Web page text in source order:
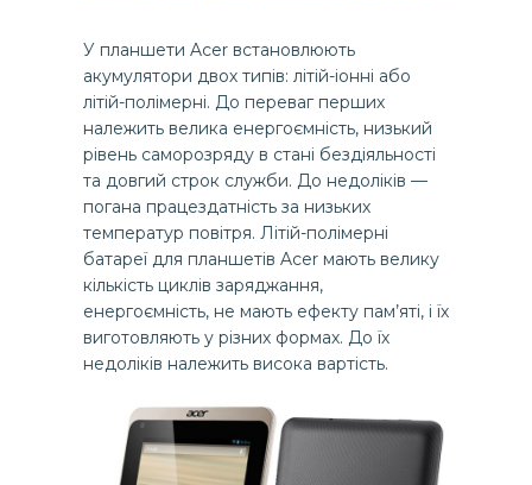
У планшети Acer встановлюють
акумулятори двох типів: літій-іонні або
літій-полімерні. До переваг перших
належить велика енергоємність, низький
рівень саморозряду в стані бездіяльності
та довгий строк служби. До недоліків —
погана працездатність за низьких
температур повітря. Літій-полімерні
батареї для планшетів Acer мають велику
кількість циклів заряджання,
енергоємність, не мають ефекту пам’яті, і їх
виготовляють у різних формах. До їх
недоліків належить висока вартість.